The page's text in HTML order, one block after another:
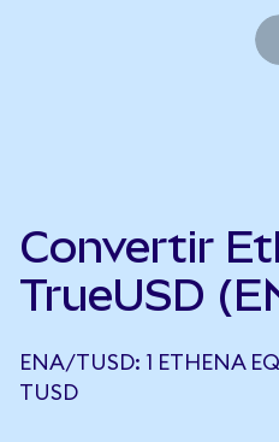
Convertir
TrueUSD
ENA/TUSD: 1 ETHENA
TUSD